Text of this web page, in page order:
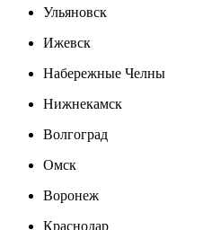
Ульяновск
Ижевск
Набережные Челны
Нижнекамск
Волгоград
Омск
Воронеж
Краснодар